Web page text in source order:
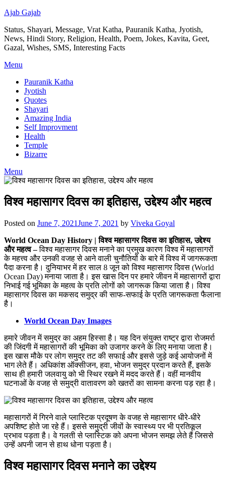
Ajab Gajab
Status, Shayari, Message, Vrat Katha, Pauranik Katha, Jyotish,
News, Hindi Story, Religion, Health, Poem, Jokes, Kavita, Geet,
Gazal, Wishes, SMS, Interesting Facts
Menu
Pauranik Katha
Jyotish
Quotes
Shayari
Amazing India
Self Improvment
Health
Temple
Bizarre
Menu
विश्व महासागर दिवस का इतिहास, उद्देश्य और महत्व
Posted on June 7, 2021June 7, 2021 by Viveka Goyal
World Ocean Day History | विश्व महासागर दिवस का इतिहास, उद्देश्य
और महत्व –विश्व महासागर दिवस मनाने का प्रमुख कारण विश्व में महासागरों
के महत्त्व और उनकी वजह से आने वाली चुनौतियों के बारे में विश्व में जागरूकता
पैदा करना है। दुनियाभर में हर साल 8 जून को विश्व महासागर दिवस (World
Ocean Day) मनाया जाता है। इस खास दिन पर हमारे जीवन में महासागरों द्वारा
निभाई गई भूमिका के महत्व के प्रति लोगों को जागरूक किया जाता है। विश्व
महासागर दिवस का मकसद समुद्र की साफ-सफाई के प्रति जागरूकता फैलाना
है।
World Ocean Day Images
हमारे जीवन में समुद्र का अहम हिस्सा है। यह दिन संयुक्त राष्ट्र द्वारा रोजमर्रा
की जिंदगी में महासागरों की भूमिका को उजागर करने के लिए मनाया जाता है।
इस खास मौके पर लोग समुद्र तट की सफाई और इससे जुड़े कई आयोजनों में
भाग लेते हैं। अधिकांश ऑक्सीजन, हवा, भोजन समुद्र प्रदान करते हैं, इसके
साथ ही हमारी जलवायु को भी स्थिर रखने में मदद करते हैं। वहीं मानवीय
घटनाओं के वजह से समुद्री वातावरण को खतरों का सामना करना पड़ रहा है।
महासागरों में गिरने वाले प्लास्टिक प्रदूषण के वजह से महासागर धीरे-धीरे
अपशिष्ट होते जा रहे हैं। इससे समुद्री जीवों के स्वास्थ्य पर भी प्रतिकूल
प्रभाव पड़ता है। वे गलती से प्लास्टिक को अपना भोजन समझ लेते हैं जिससे
उन्हें अपनी जान से हाथ धोना पड़ता है।
विश्व महासागर दिवस मनाने का उद्देश्य